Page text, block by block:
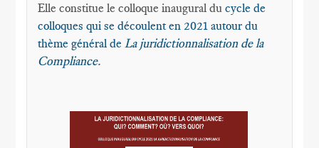
Elle constitue le colloque inaugural ducycle de
colloques qui se découlent en 2021 autour du
thème général deLa juridictionnalisation de la
Compliance.